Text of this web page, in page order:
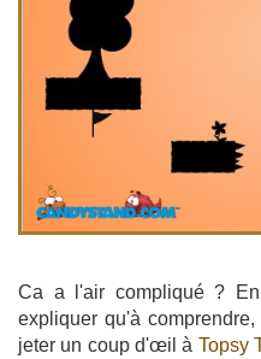
Ca a l'air compliqué ?
expliquer qu'à
jeter un coup d'œil à Topsy